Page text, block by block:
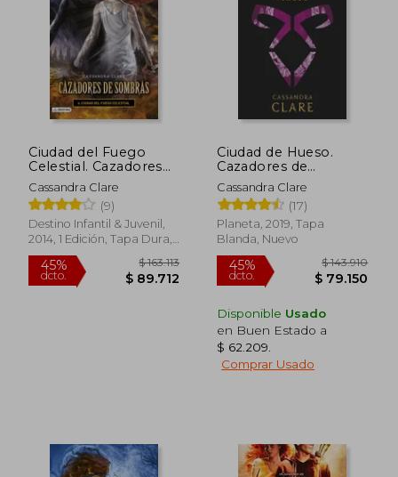
Ciudad del Fuego
Celestial. Cazadores
de Sombras 6:
Cazadores de
Sombras 6 (la Isla del
Tiempo Plus)
Cassandra Clare
(9)
Destino Infantil & Juvenil,
2014, 1 Edición, Tapa Dura,
Nuevo
Ciudad de Hueso.
Cazadores de
sombras: 1
Cassandra Clare
(17)
Planeta, 2019, Tapa
Blanda, Nuevo
Disponible Usado
en Buen Estado a
$ 62.209
Comprar Usado